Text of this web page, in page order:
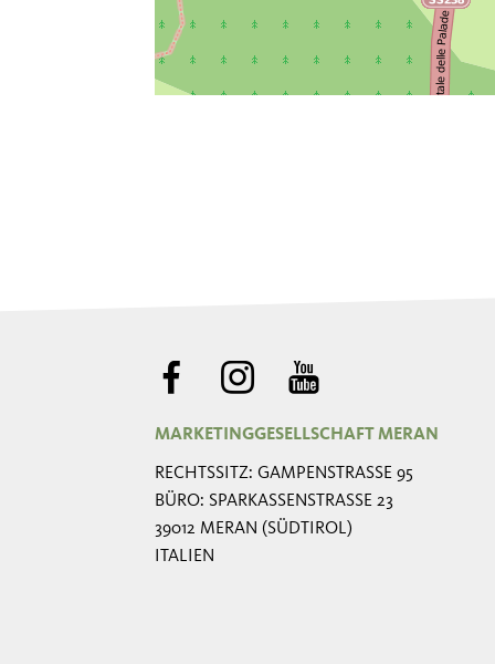
MARKETINGGESELLSCHAFT MERAN
RECHTSSITZ: GAMPENSTRASSE 95
BÜRO: SPARKASSENSTRASSE 23
39012 MERAN (SÜDTIROL)
ITALIEN